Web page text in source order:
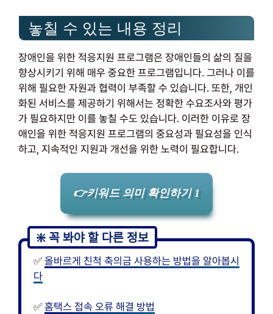
놓칠 수 있는 내용 정리
장애인을 위한 적응지원 프로그램은 장애인들의 삶의 질을
향상시키기 위해 매우 중요한 프로그램입니다. 그러나 이를
위해 필요한 자원과 협력이 부족할 수 있습니다. 또한, 개인
화된 서비스를 제공하기 위해서는 정확한 수요조사와 평가
가 필요하지만 이를 놓칠 수도 있습니다. 이러한 이유로 장
애인을 위한 적응지원 프로그램의 중요성과 필요성을 인식
하고, 지속적인 지원과 개선을 위한 노력이 필요합니다.
👉키워드 의미 확인하기 1
✅ 올바르게 친척 축의금 사용하는 방법을 알아봅시
다
✅ 홈택스 접속 오류 해결 방법